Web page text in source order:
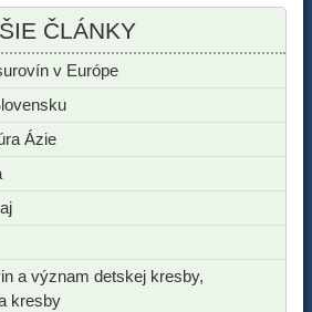
ČLÁNKY
v Európe
Ázie
a význam detskej kresby,
kresby